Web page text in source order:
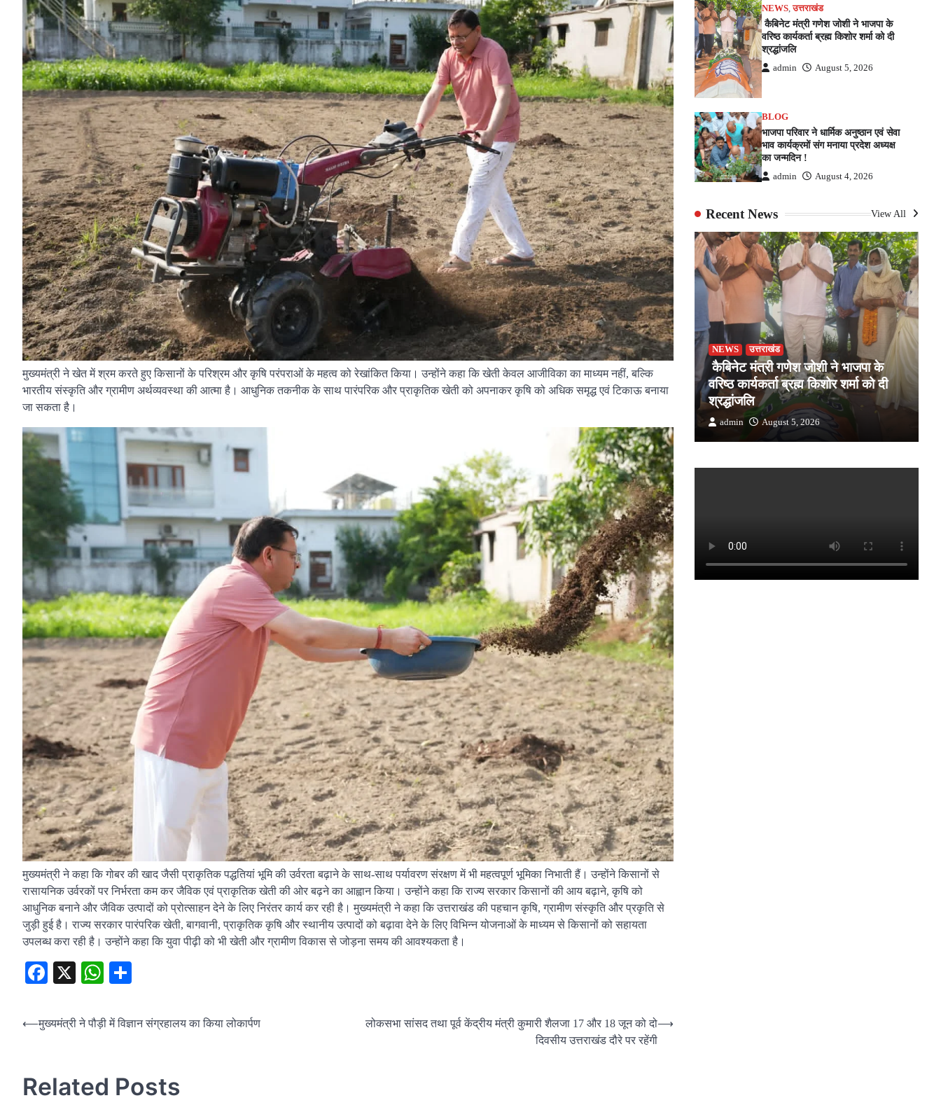
मुख्यमंत्री ने खेत में श्रम करते हुए किसानों के परिश्रम और कृषि परंपराओं के महत्व को रेखांकित किया। उन्होंने कहा कि खेती केवल आजीविका का माध्यम नहीं, बल्कि
भारतीय संस्कृति और ग्रामीण अर्थव्यवस्था की आत्मा है। आधुनिक तकनीक के साथ पारंपरिक और प्राकृतिक खेती को अपनाकर कृषि को अधिक समृद्ध एवं टिकाऊ बनाया
जा सकता है।
मुख्यमंत्री ने कहा कि गोबर की खाद जैसी प्राकृतिक पद्धतियां भूमि की उर्वरता बढ़ाने के साथ-साथ पर्यावरण संरक्षण में भी महत्वपूर्ण भूमिका निभाती हैं। उन्होंने किसानों से
रासायनिक उर्वरकों पर निर्भरता कम कर जैविक एवं प्राकृतिक खेती की ओर बढ़ने का आह्वान किया। उन्होंने कहा कि राज्य सरकार किसानों की आय बढ़ाने, कृषि को
आधुनिक बनाने और जैविक उत्पादों को प्रोत्साहन देने के लिए निरंतर कार्य कर रही है। मुख्यमंत्री ने कहा कि उत्तराखंड की पहचान कृषि, ग्रामीण संस्कृति और प्रकृति से
जुड़ी हुई है। राज्य सरकार पारंपरिक खेती, बागवानी, प्राकृतिक कृषि और स्थानीय उत्पादों को बढ़ावा देने के लिए विभिन्न योजनाओं के माध्यम से किसानों को सहायता
उपलब्ध करा रही है। उन्होंने कहा कि युवा पीढ़ी को भी खेती और ग्रामीण विकास से जोड़ना समय की आवश्यकता है।
Facebook
X WhatsApp
Post
⟵मुख्यमंत्री ने पौड़ी में विज्ञान संग्रहालय का किया लोकार्पण
लोकसभा सांसद तथा पूर्व केंद्रीय मंत्री कुमारी शैलजा 17 और 18 जून को दो
दिवसीय उत्तराखंड दौरे पर रहेंगी
⟶
Related Posts
NEWS ,उत्तराखंड
कैबिनेट मंत्री गणेश जोशी ने भाजपा के
वरिष्ठ कार्यकर्ता ब्रह्म किशोर शर्मा को दी
श्रद्धांजलि
admin August 5, 2026
BLOG
भाजपा परिवार ने धार्मिक अनुष्ठान एवं सेवा
भाव कार्यक्रमों संग मनाया प्रदेश अध्यक्ष
का जन्मदिन !
admin August 4, 2026
Recent News View All
NEWS उत्तर प्रदेश उत्तराखंड धर्म-कर्म
पुष्प वर्षा और चरण प्रक्षालन के साथ
देवभूमि ने किया शिवभक्त कांवड़ियों का
अभिनंदन
NEWS उत्तराखंड
कैबिनेट मंत्री गणेश जोशी ने भाजपा के
वरिष्ठ कार्यकर्ता ब्रह्म किशोर शर्मा को दी
श्रद्धांजलि
admin August 5, 2026